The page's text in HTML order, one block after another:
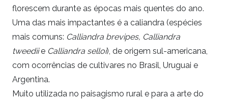
florescem durante as épocas mais quentes do ano.
Uma das mais impactantes é a caliandra (espécies
mais comuns: Calliandra brevipes, Calliandra
tweediie Calliandra selloi), de origem sul-americana,
com ocorrências de cultivares no Brasil, Uruguai e
Argentina.
Muito utilizada no paisagismo rural e para a arte do